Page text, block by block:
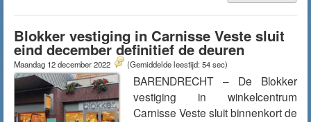
Blokker vestiging in Carnisse Veste sluit
eind december definitief de deuren
Maandag 12 december 2022 (Gemiddelde leestijd: 54 sec)
BARENDRECHT – De Blokker
vestiging in winkelcentrum
Carnisse Veste sluit binnenkort de